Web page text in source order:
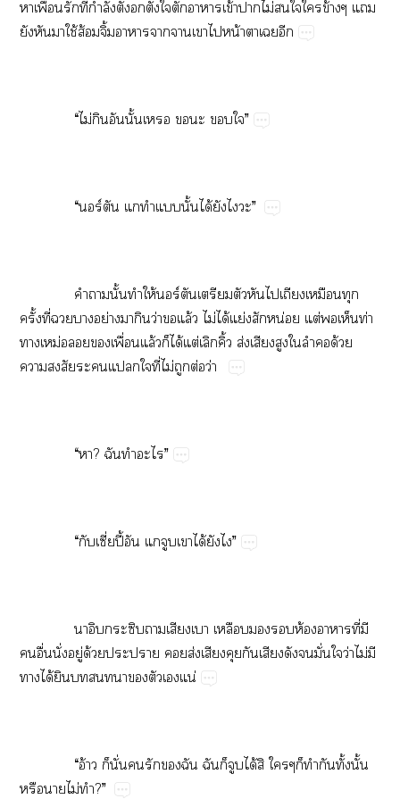
​ื่​​ี่​ำ​ั้​​ั้​​​​ข้​​ไม่​​​​ข้​​
​​​ใช้​ส้​ิ้​​​​​​น้​​​
​ ​“​ไม่​​​ั้​​​​”
​ ​“​ร์​​​​ั้​ได้​​​”
​ ​​​ั้​​ให้​ร์​​​​​​​​
ั้​ี่​​​ย่​​​ว่​​ล้​ไม่​ได้​ย่​น่​ต่​​​ท่​
​ม่​​​ื่​ล้​​ได้​ต่​​ิ้​ส่​​​​​​ด้​
​​​​​ี่​ไม่​​ต่​ว่
​ ​“​?​​​”
​ ​“​ี่ปี้​​​​​ได้​​”
​ ​​​​​​​​​​ห้​​ี่​​
​ื่​ั่​ู่​ด้​​​ส่​​​​​​​ั่​​ว่​ไม่​​
​ได้​​​​​​​น่
​ ​“​อ้​​ั่​​​​​​​​ได้​​​​​ั้​ั้​
​​ไม่​?”